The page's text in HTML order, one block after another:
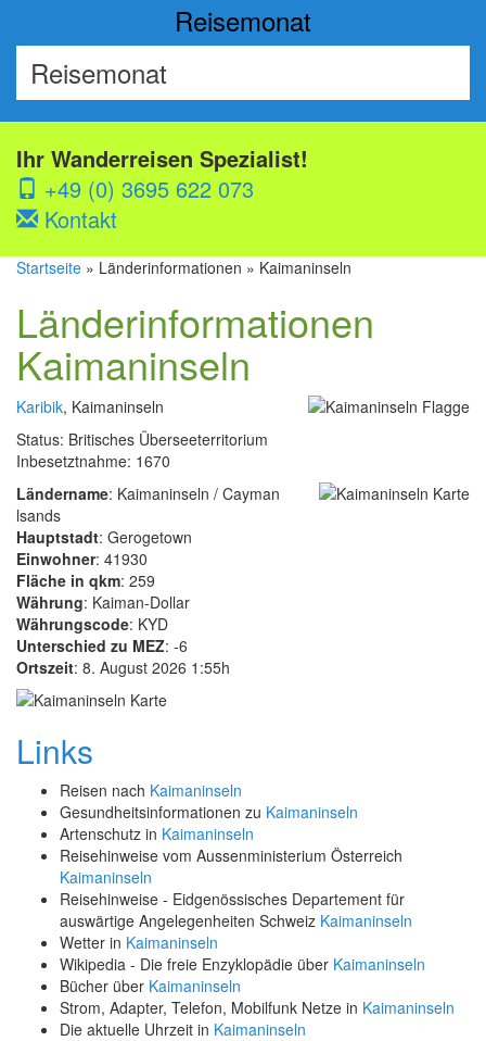
Reisemonat
Ihr Wanderreisen Spezialist!
+49 (0) 3695 622 073
Kontakt
Startseite » Länderinformationen » Kaimaninseln
Länderinformationen
Kaimaninseln
Karibik, Kaimaninseln
Status: Britisches Überseeterritorium
Inbesetztnahme: 1670
Ländername: Kaimaninseln / Cayman
lsands
Hauptstadt: Gerogetown
Einwohner: 41930
Fläche in qkm: 259
Währung: Kaiman-Dollar
Währungscode: KYD
Unterschied zu MEZ: -6
Ortszeit: 8. August 2026 1:55h
Links
Reisen nach Kaimaninseln
Gesundheitsinformationen zu Kaimaninseln
Artenschutz in Kaimaninseln
Reisehinweise vom Aussenministerium Österreich
Kaimaninseln
Reisehinweise - Eidgenössisches Departement für
auswärtige Angelegenheiten Schweiz Kaimaninseln
Wetter in Kaimaninseln
Wikipedia - Die freie Enzyklopädie über Kaimaninseln
Bücher über Kaimaninseln
Strom, Adapter, Telefon, Mobilfunk Netze in Kaimaninseln
Die aktuelle Uhrzeit in Kaimaninseln